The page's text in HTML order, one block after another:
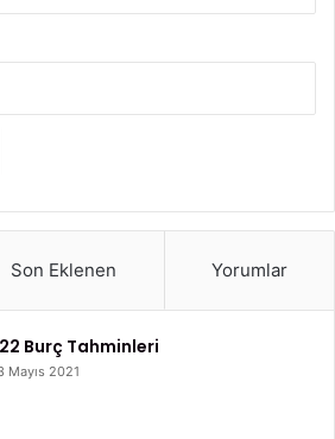
Son Eklenen Yorumlar
Burç Tahminleri
Mayıs 2021